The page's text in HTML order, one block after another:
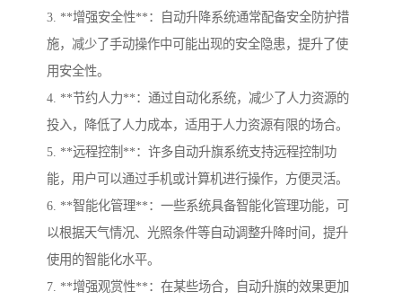
3. **增强安全性**：自动升降系统通常配备安全防护措
施，减少了手动操作中可能出现的安全隐患，提升了使
用安全性。
4. **节约人力**：通过自动化系统，减少了人力资源的
投入，降低了人力成本，适用于人力资源有限的场合。
5. **远程控制**：许多自动升旗系统支持远程控制功
能，用户可以通过手机或计算机进行操作，方便灵活。
6. **智能化管理**：一些系统具备智能化管理功能，可
以根据天气情况、光照条件等自动调整升降时间，提升
使用的智能化水平。
7. **增强观赏性**：在某些场合，自动升旗的效果更加